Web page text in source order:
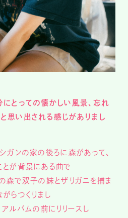
とっての懐かしい風景、忘れ
思い出される感じがありまし
ンの家の後ろに森があって、
とが背景にある曲で
で双子の妹とザリガニを捕ま
らつくりまし
ルバムの前にリリースし